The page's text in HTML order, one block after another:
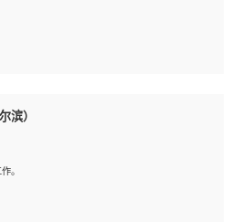
神和协作能力。
验。
滨）
。